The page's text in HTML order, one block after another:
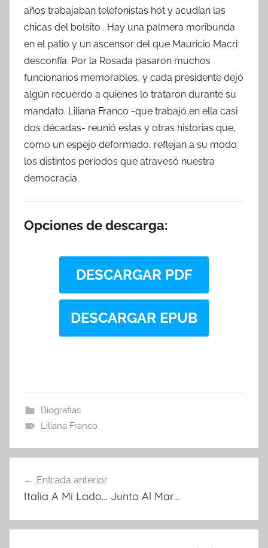
años trabajaban telefonistas hot y acudían las
chicas del bolsito . Hay una palmera moribunda
en el patio y un ascensor del que Mauricio Macri
desconfía. Por la Rosada pasaron muchos
funcionarios memorables, y cada presidente dejó
algún recuerdo a quienes lo trataron durante su
mandato. Liliana Franco -que trabajó en ella casi
dos décadas- reunió estas y otras historias que,
como un espejo deformado, reflejan a su modo
los distintos períodos que atravesó nuestra
democracia.
Opciones de descarga:
DESCARGAR PDF
DESCARGAR EPUB
Biografias
Liliana Franco
de
Entrada anterior
Italia A Mi Lado… Junto Al Mar…